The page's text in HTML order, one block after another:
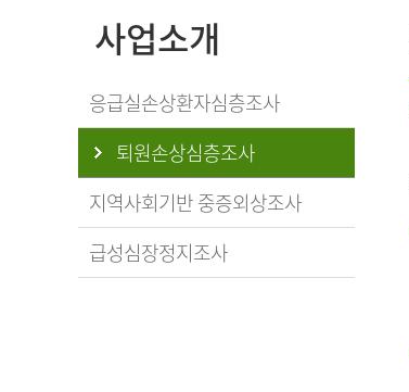
사업소개
응급실손상환자심층조사
퇴원손상심층조사
지역사회기반 중증외상조사
급성심장정지조사